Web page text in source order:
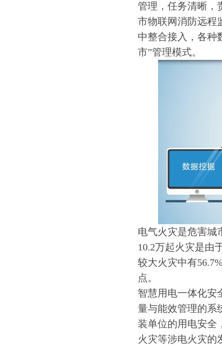
管理，任务清晰，
市物联网消防远程
中整合接入，各种
市”管理模式。
电气火灾是危害城
10.2万起火灾是由
较大火灾中有
点。
智慧用电一体化安
量与能效管理的系
装单位的用电安全
火灾等涉电火灾的